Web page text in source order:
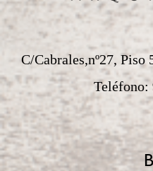
C/Cabrales,nº27,
Teléfono: